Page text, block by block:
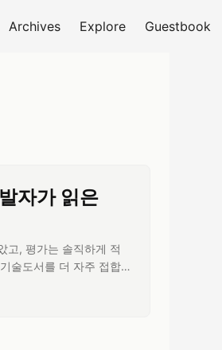
Archives Explore Guestbook
자가 읽은
고, 평가는 솔직하게 적
술도서를 더 자주 접합
것들이거든요. 그런데